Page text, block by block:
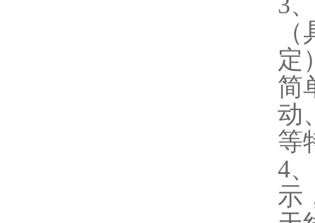
定
简
动
等
4
示